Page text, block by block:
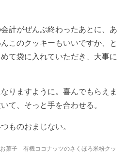
計がぜんぶ終わったあとに、あ
このクッキーもいいですか、と
て袋に入れていただき、大事に
りますように。喜んでもらえま
て、そっと手を合わせる。
ものおまじない。
菓子 有機ココナッツのさくほろ米粉クッ